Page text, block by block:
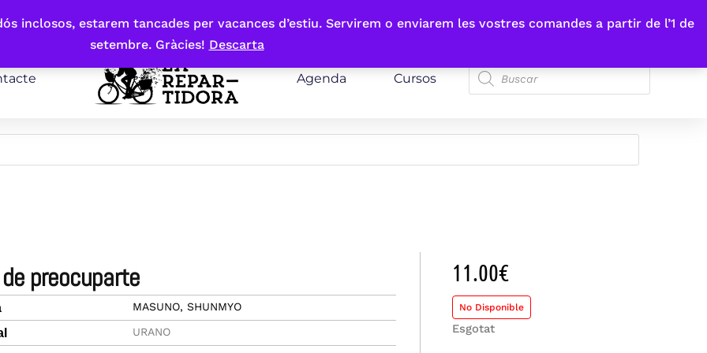
inclosos, estarem tancades per vacances d’estiu. Servirem o enviarem les vostres comandes a partir de l’1 de
setembre. Gràcies! Descarta
Agenda Cursos
de preocuparte
MASUNO, SHUNMYO
URANO
11.00€
No Disponible
Esgotat